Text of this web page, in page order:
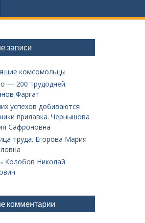
записи
комсомольцы
— 200 трудодней.
Фаргат
успехов добиваются
прилавка. Чер­нышова
Сафроновна
труда. Его­рова Мария
Колобов Ни­колай
комментарии